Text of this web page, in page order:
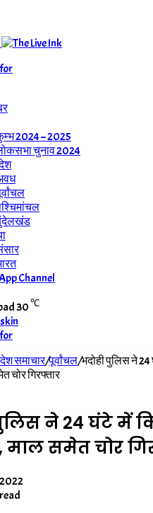
2024 – 2025
चुनाव 2024
Channel
30℃
समाचार/पूर्वांचल/भदोही पुलिस ने 24
चोर गिरफ्तार
ने 24 घंटे में
समेत चोर